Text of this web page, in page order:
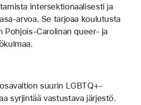
intersektionaalisesti ja
arvoa. Se tarjoaa koulutusta
Pohjois-Carolinan queer- ja
suurin LGBTQ+-
syrjintää vastustava järjestö.